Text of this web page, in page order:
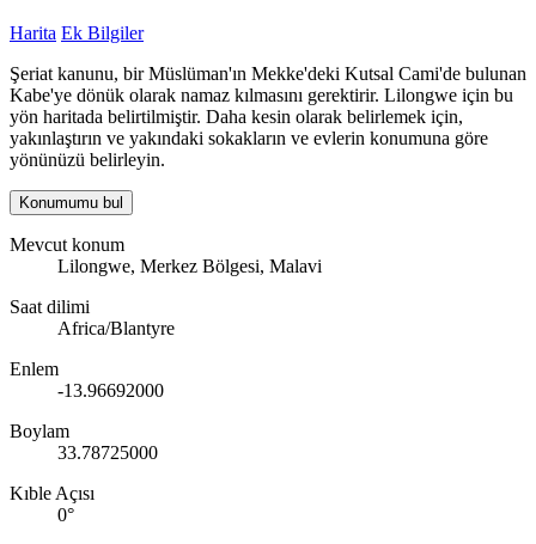
Harita Ek Bilgiler
Şeriat kanunu, bir Müslüman'ın Mekke'deki Kutsal Cami'de bulunan
Kabe'ye dönük olarak namaz kılmasını gerektirir. Lilongwe için bu
yön haritada belirtilmiştir. Daha kesin olarak belirlemek için,
yakınlaştırın ve yakındaki sokakların ve evlerin konumuna göre
yönünüzü belirleyin.
Konumumu bul
Mevcut konum
Lilongwe, Merkez Bölgesi, Malavi
Saat dilimi
Africa/Blantyre
Enlem
-13.96692000
Boylam
33.78725000
Kıble Açısı
0°